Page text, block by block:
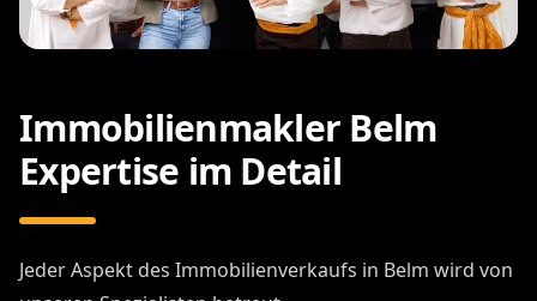
Immobilienmakler Belm
Expertise im Detail
Jeder Aspekt des Immobilienverkaufs in Belm wird von